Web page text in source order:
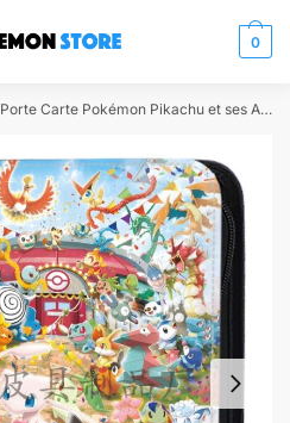
0
Porte Carte Pokémon Pikachu et ses Amis